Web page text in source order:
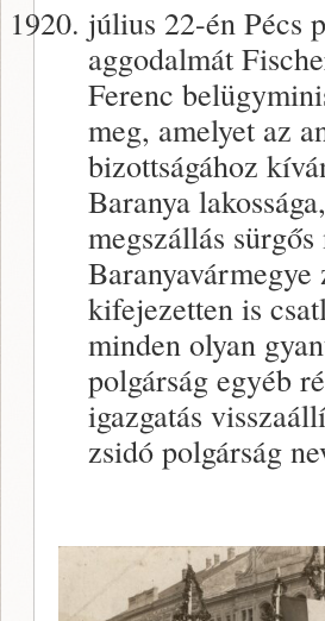
július 22-én Pécs
aggodalmát
Ferenc
meg, amelyet az
bizottságához
Baranya
megszállás
kifejezetten is
minden olyan
polgárság egyéb
igazgatás
zsidó polgárság